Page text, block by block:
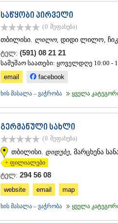
საწყობი პირველი
(0 შეფასება)
თბილისი. ლილო, დიდი ლილო,
ტელ: (591) 08 21 21
სამუშაო საათები: ყოველდღე 10:00 -
email
facebook
ხის მასალა – ვაჭრობა ყველა
გერმანული სახლი
(0 შეფასება)
თბილისი. დიდუბე , მარცხენა
+ ფილიალები
ტელ: 294 56 08
website email map
ხის მასალა – ვაჭრობა ყველა